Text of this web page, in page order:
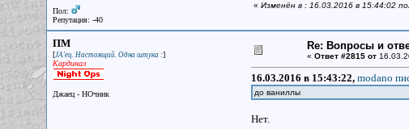
Пол:
Репутация: -40
« Изменён в : 16.03.2016 в 15:44:02
ПМ
[JA'ец. Настоящий. Одна штука :]
Кардинал
Джаец - НОчник
Re: Вопросы и
« Ответ #2815 от
16.03.2016 в 15:43:22, modano
до ваниллы
Нет.